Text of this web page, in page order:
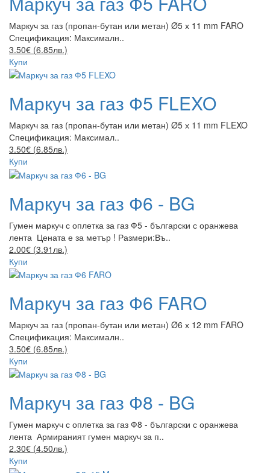
Маркуч за газ (пропан-бутан или метан) Ø5 х 11 mm FARO
Спецификация: Максималн..
3.50€ (6.85лв.)
Купи
Маркуч за газ Ф5 FLEXO
Маркуч за газ (пропан-бутан или метан) Ø5 х 11 mm FLEXO
Спецификация: Максимал..
3.50€ (6.85лв.)
Купи
Маркуч за газ Ф6 - BG
Гумен маркуч с оплетка за газ Ф5 - български с оранжева
лента Цената е за метър ! Размери:Въ..
2.00€ (3.91лв.)
Купи
Маркуч за газ Ф6 FARO
Маркуч за газ (пропан-бутан или метан) Ø6 х 12 mm FARO
Спецификация: Максималн..
3.50€ (6.85лв.)
Купи
Маркуч за газ Ф8 - BG
Гумен маркуч с оплетка за газ Ф8 - български с оранжева
лента Армираният гумен маркуч за п..
2.30€ (4.50лв.)
Купи